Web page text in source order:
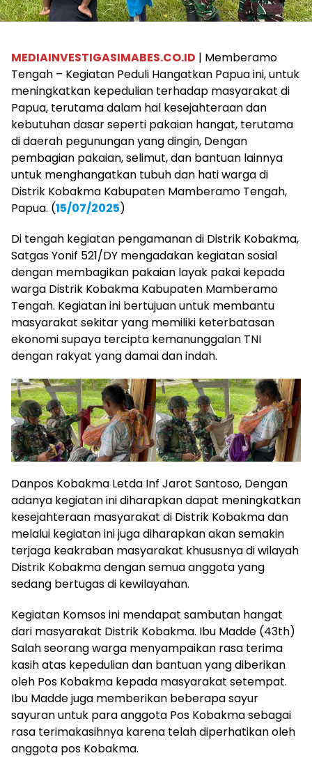
MEDIAINVESTIGASIMABES.CO.ID | Memberamo
Tengah – Kegiatan Peduli Hangatkan Papua ini, untuk
meningkatkan kepedulian terhadap masyarakat di
Papua, terutama dalam hal kesejahteraan dan
kebutuhan dasar seperti pakaian hangat, terutama
di daerah pegunungan yang dingin, Dengan
pembagian pakaian, selimut, dan bantuan lainnya
untuk menghangatkan tubuh dan hati warga di
Distrik Kobakma Kabupaten Mamberamo Tengah,
Papua. (15/07/2025)
Di tengah kegiatan pengamanan di Distrik Kobakma,
Satgas Yonif 521/DY mengadakan kegiatan sosial
dengan membagikan pakaian layak pakai kepada
warga Distrik Kobakma Kabupaten Mamberamo
Tengah. Kegiatan ini bertujuan untuk membantu
masyarakat sekitar yang memiliki keterbatasan
ekonomi supaya tercipta kemanunggalan TNI
dengan rakyat yang damai dan indah.
Danpos Kobakma Letda Inf Jarot Santoso, Dengan
adanya kegiatan ini diharapkan dapat meningkatkan
kesejahteraan masyarakat di Distrik Kobakma dan
melalui kegiatan ini juga diharapkan akan semakin
terjaga keakraban masyarakat khususnya di wilayah
Distrik Kobakma dengan semua anggota yang
sedang bertugas di kewilayahan.
Kegiatan Komsos ini mendapat sambutan hangat
dari masyarakat Distrik Kobakma. Ibu Madde (43th)
Salah seorang warga menyampaikan rasa terima
kasih atas kepedulian dan bantuan yang diberikan
oleh Pos Kobakma kepada masyarakat setempat.
Ibu Madde juga memberikan beberapa sayur
sayuran untuk para anggota Pos Kobakma sebagai
rasa terimakasihnya karena telah diperhatikan oleh
anggota pos Kobakma.